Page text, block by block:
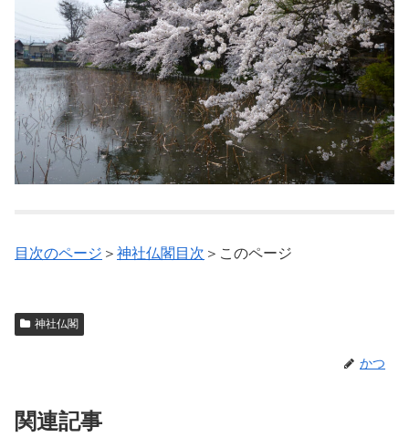
目次のページ ＞ 神社仏閣目次 ＞このページ
神社仏閣
かつ
関連記事